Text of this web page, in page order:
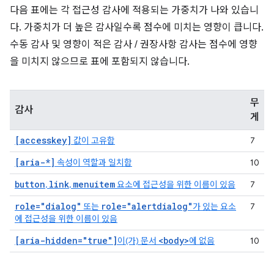
다음 표에는 각 접근성 감사에 적용되는 가중치가 나와 있습니
다. 가중치가 더 높은 감사일수록 점수에 미치는 영향이 큽니다.
수동 감사 및 영향이 적은 감사 / 권장사항 감사는 점수에 영향
을 미치지 않으므로 표에 포함되지 않습니다.
감사
무
게
[accesskey] 값이 고유함 7
[aria-*] 속성이 역할과 일치함 10
button, link, menuitem요소에 접근성을 위한 이름이 있음 7
role="dialog" 또는 role="alertdialog"가 있는 요소
에 접근성을 위한 이름이 있음
7
[aria-hidden="true"]이(가) 문서 <body>에 없음 10